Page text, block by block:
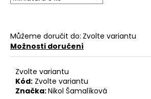
Můžeme doručit do: Zvolte variantu
Možnosti doručení
Zvolte variantu
Kód: Zvolte variantu
Značka:Nikol Šamalíková
D
o
p
o